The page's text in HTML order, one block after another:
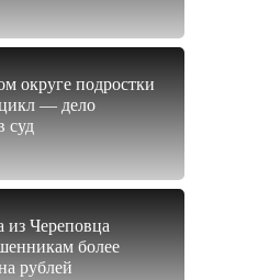
округе подростки
— дело
суд
из Череповца
более
рублей